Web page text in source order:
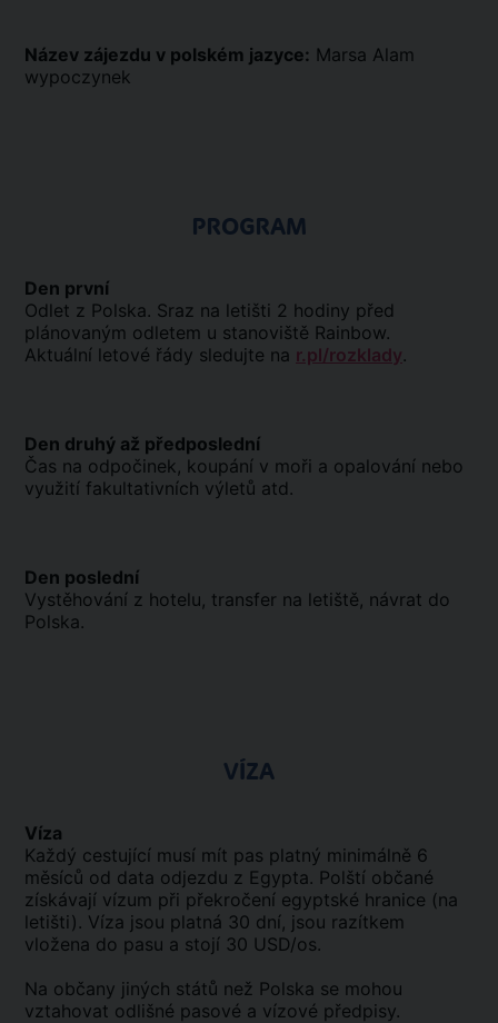
Název zájezdu v polském jazyce: Marsa Alam
wypoczynek
PROGRAM
Den první
Odlet z Polska. Sraz na letišti 2 hodiny před
plánovaným odletem u stanoviště Rainbow.
Aktuální letové řády sledujte na r.pl/rozklady.
Den druhý až předposlední
Čas na odpočinek, koupání v moři a opalování nebo
využití fakultativních výletů atd.
Den poslední
Vystěhování z hotelu, transfer na letiště, návrat do
Polska.
VÍZA
Víza
Každý cestující musí mít pas platný minimálně 6
měsíců od data odjezdu z Egypta. Polští občané
získávají vízum při překročení egyptské hranice (na
letišti). Víza jsou platná 30 dní, jsou razítkem
vložena do pasu a stojí 30 USD/os.
Na občany jiných států než Polska se mohou
vztahovat odlišné pasové a vízové předpisy.